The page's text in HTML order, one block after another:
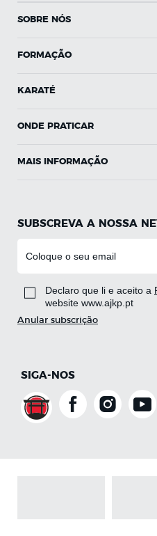
SOBRE NÓS
FORMAÇÃO
KARATÉ
ONDE PRATICAR
MAIS INFORMAÇÃO
SUBSCREVA A NOSSA
Declaro que li e aceito a
website www.ajkp.pt
Anular subscrição
SIGA-NOS